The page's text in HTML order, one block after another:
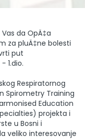
da OpÄ‡a
za pluÄ‡ne bolesti
put
- 1.dio.
Respiratornog
Spirometry Training
Education
projekta i
u Bosni i
veliko interesovanje